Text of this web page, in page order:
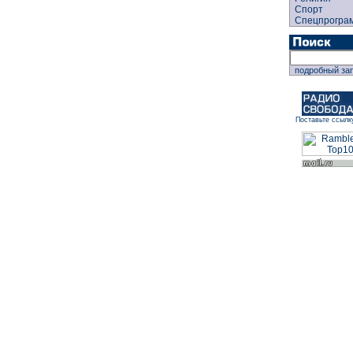
Спорт
подробный
Поставьте